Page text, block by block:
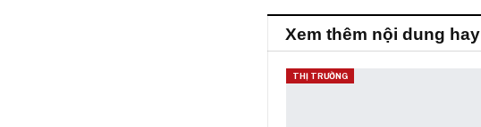
Xem thêm nội dung hay
THỊ TRƯỜNG